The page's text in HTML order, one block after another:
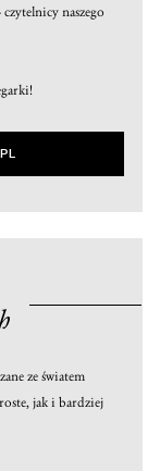
naszego
ze światem
jak i bardziej